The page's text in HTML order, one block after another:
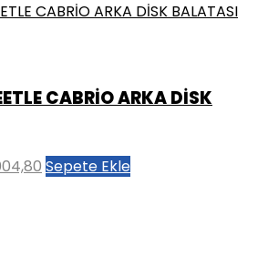
CABRİO ARKA DİSK
Şu
Sepete Ekle